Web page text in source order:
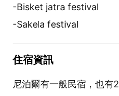
-Bisket jatra festival
-Sakela festival
住宿資訊
尼泊爾有一般民宿，也有